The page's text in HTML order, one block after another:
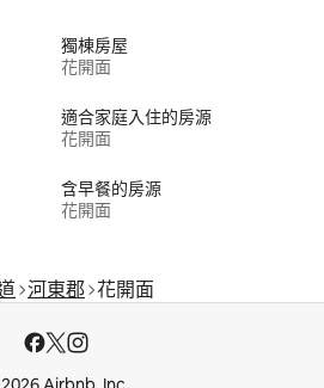
獨棟房屋
花開面
適合家庭入住的房源
花開面
含早餐的房源
花開面
河東郡 花開面